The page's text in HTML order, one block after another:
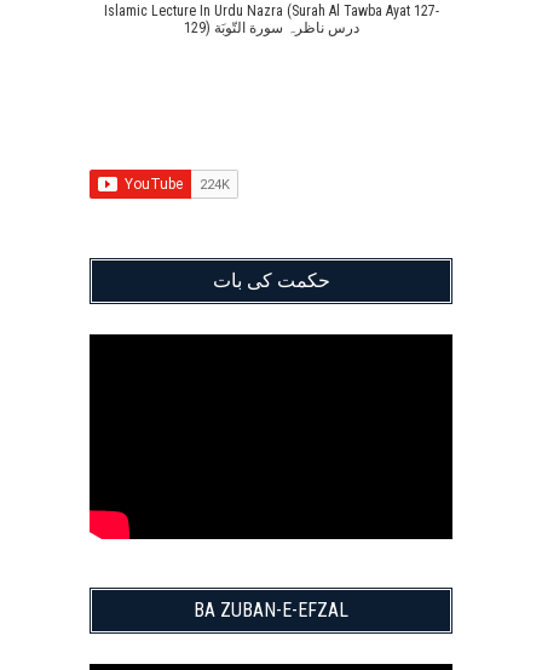
Islamic Lecture In Urdu Nazra (Surah Al Tawba Ayat 127-
129) درس ناظرہ سورة التّوبَة
حکمت کی بات
BA ZUBAN-E-EFZAL